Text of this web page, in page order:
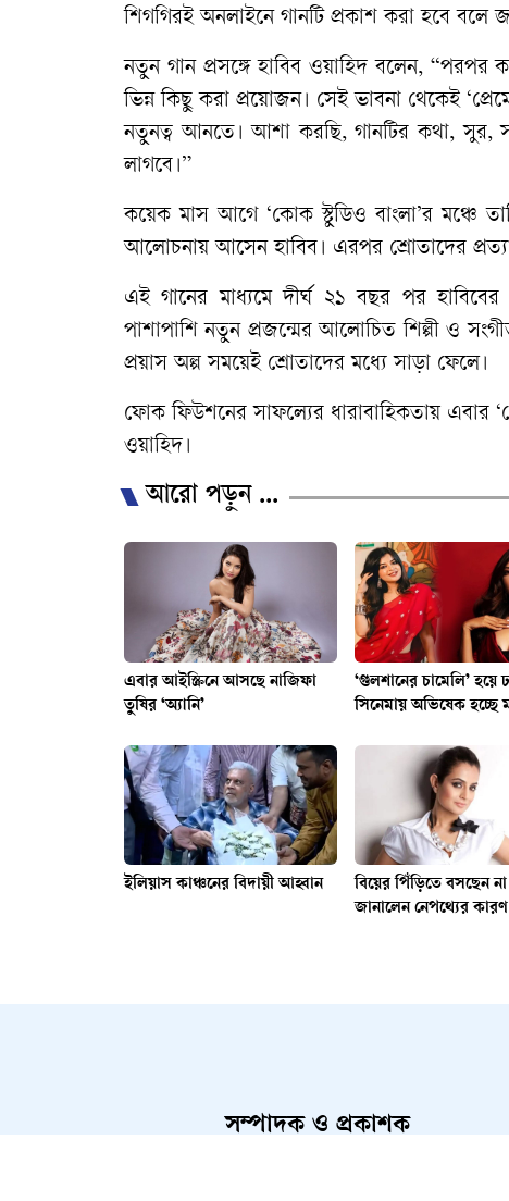
শিগগিরই অনলাইনে গানটি প্রকাশ করা হবে বলে
নতুন গান প্রসঙ্গে হাবিব ওয়াহিদ বলেন,
ভিন্ন কিছু করা প্রয়োজন। সেই ভাবনা থেকেই
নতুনত্ব আনতে। আশা করছি, গানটির কথা, সুর,
লাগবে।”
কয়েক মাস আগে ‘কোক স্টুডিও বাংলা’র মঞ্চে
আলোচনায় আসেন হাবিব। এরপর শ্রোতাদের
এই গানের মাধ্যমে দীর্ঘ ২১ বছর পর হাবিবের
পাশাপাশি নতুন প্রজন্মের আলোচিত শিল্পী ও
প্রয়াস অল্প সময়েই শ্রোতাদের মধ্যে সাড়া ফেলে।
ফোক ফিউশনের সাফল্যের ধারাবাহিকতায় এবার
ওয়াহিদ।
আরো পড়ুন ...
এবার আইস্ক্রিনে আসছে নাজিফা
তুষির ‘অ্যানি’
‘গুলশানের চামেলি’ হয়ে
সিনেমায় অভিষেক হচ্ছে
ইলিয়াস কাঞ্চনের বিদায়ী আহ্বান
বিয়ের পিঁড়িতে বসছেন
জানালেন নেপথ্যের কারণ
সম্পাদক ও প্রকাশক